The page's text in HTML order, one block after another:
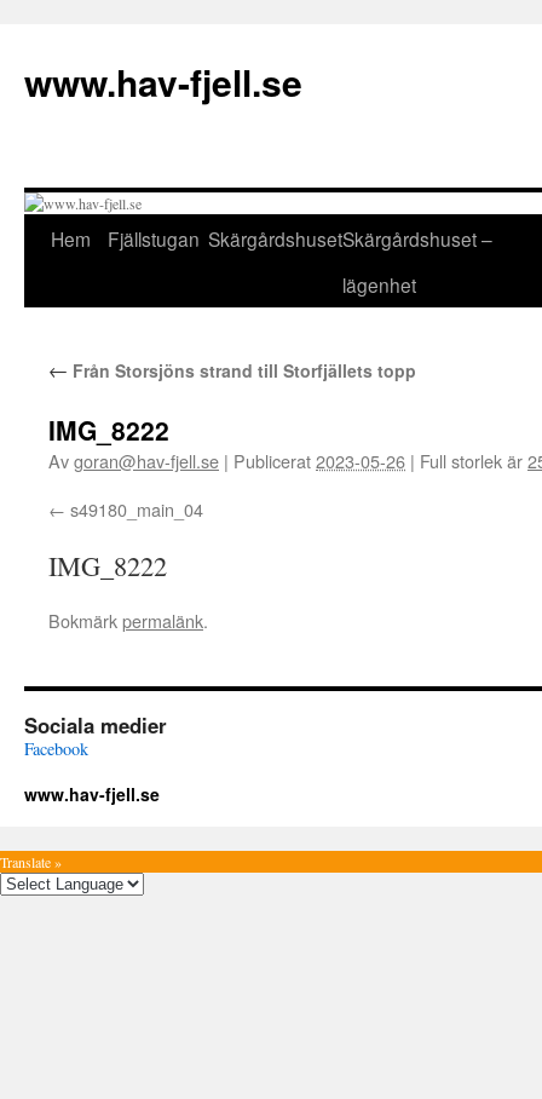
innehåll
www.hav-fjell.se
Hem Fjällstugan SkärgårdshusetSkärgårdshuset –
lägenhet
← Från Storsjöns strand till Storfjällets topp
IMG_8222
Avgoran@hav-fjell.se | Publicerat2023-05-26 | Full storlek är
s49180_main_04
IMG_8222
Bokmärkpermalänk.
Sociala medier
Facebook
www.hav-fjell.se
Translate »